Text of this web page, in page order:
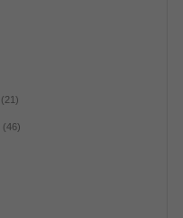
(21)
(46)